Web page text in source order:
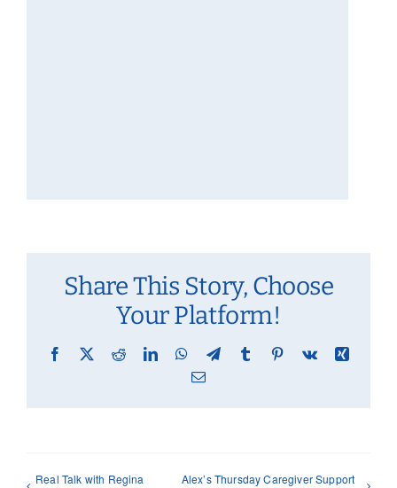
Share This Story, Choose
Your Platform!
Facebook
X RedditLinkedInWhatsApp
TelegramTumblr Pinterest
Vk
Xing
Email
Real Talk with Regina
Alex’s Thursday Caregiver Support